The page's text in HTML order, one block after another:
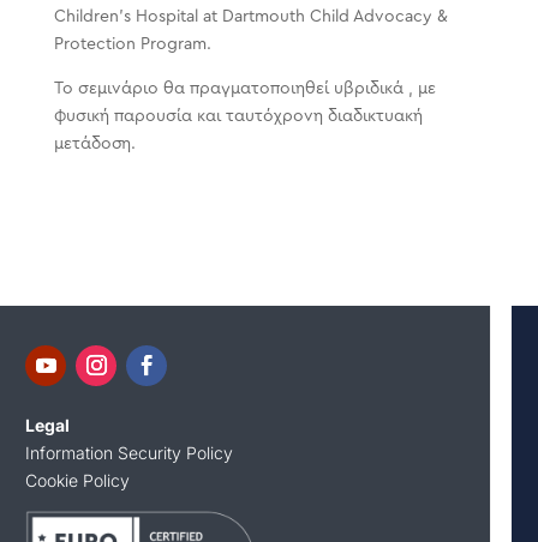
Children’s Hospital at Dartmouth Child Advocacy &
Protection Program.
Το σεμινάριο θα πραγματοποιηθεί υβριδικά , με
φυσική παρουσία και ταυτόχρονη διαδικτυακή
μετάδοση.
Legal
Information Security Policy
Cookie Policy